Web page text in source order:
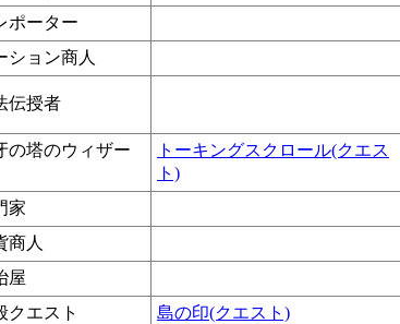
ポーター
ション商人
伝授者
の塔のウィザー
トーキングスクロール(クエス
ト)
家
商人
屋
クエスト 島の印(クエスト)